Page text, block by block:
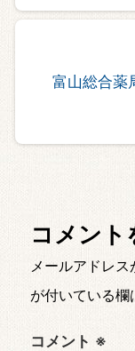
コメント
メールアドレス
が付いている欄
コメント ※